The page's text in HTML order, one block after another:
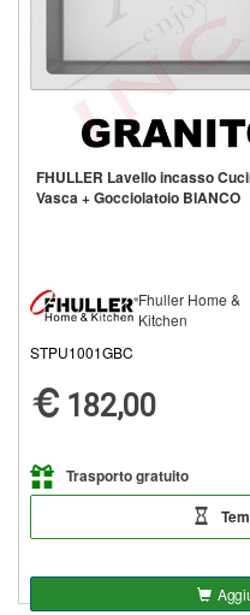
FHULLER Lavello incasso
Vasca + Gocciolatoio BIANCO
Fhuller Home &
Kitchen
STPU1001GBC
182,00
Trasporto gratuito